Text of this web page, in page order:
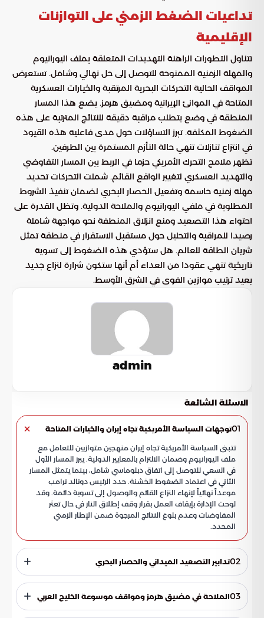
تداعيات الضغط الزمني على التوازنات
الإقليمية
تتناول التطورات الراهنة التهديدات المتعلقة بملف اليورانيوم
والمهلة الزمنية الممنوحة للتوصل إلى حل نهائي وشامل. تستعرض
المواقف الحالية التحركات البحرية المرتقبة والخيارات العسكرية
المتاحة في الموانئ الإيرانية ومضيق هرمز. يضع هذا المسار
المنطقة في وضع يتطلب مراقبة دقيقة للنتائج المترتبة على هذه
الضغوط المكثفة. تبرز التساؤلات حول مدى فاعلية هذه القيود
في انتزاع تنازلات تنهي حالة التأزم المستمرة بين الطرفين.
تظهر ملامح التحرك الأمريكي حزما في الربط بين المسار التفاوضي
والتهديد العسكري لتغيير الواقع القائم. شملت التحركات تحديد
مهلة زمنية حاسمة وتفعيل الحصار البحري لضمان تنفيذ الشروط
المطلوبة في ملفي اليورانيوم والملاحة الدولية. وتظل القدرة على
احتواء هذا التصعيد ومنع انزلاق المنطقة نحو مواجهة شاملة
رصيدا للمراقبة والتحليل حول مستقبل الاستقرار في منطقة تمثل
شريان الطاقة للعالم. هل ستؤدي هذه الضغوط إلى تسوية
تاريخية تنهي عقودا من العداء أم أنها ستكون شرارة لنزاع جديد
يعيد ترتيب موازين القوى في الشرق الأوسط.
admin
الاسئلة الشائعة
01توجهات السياسة الأمريكية تجاه إيران والخيارات المتاحة
تتبنى السياسة الأمريكية تجاه إيران منهجين متوازيين للتعامل مع
ملف اليورانيوم وضمان الالتزام بالمعايير الدولية. يبرز المسار الأول
في السعي للتوصل إلى اتفاق دبلوماسي شامل، بينما يتمثل المسار
الثاني في اعتماد الضغوط الخشنة. حدد الرئيس دونالد ترامب
موعداً نهائياً لإنهاء النزاع القائم والوصول إلى تسوية دائمة. وقد
لوحت الإدارة بإيقاف العمل بقرار وقف إطلاق النار في حال تعثر
المفاوضات وعدم بلوغ النتائج المرجوة ضمن الإطار الزمني
المحدد.
02تدابير التصعيد الميداني والحصار البحري
أوضحت الإدارة الأمريكية أن الهدنة الحالية مهددة بالتوقف مع
استمرار الحصار المفروض على الموانئ الإيرانية. تضع واشنطن خيار
العمليات العسكرية الجوية على الطاولة في المرحلة القادمة
03الملاحة في مضيق هرمز ومواقف موسوعة الخليج العربي
نقلت موسوعة الخليج العربي تصريحات تؤكد التزام واشنطن بحماية